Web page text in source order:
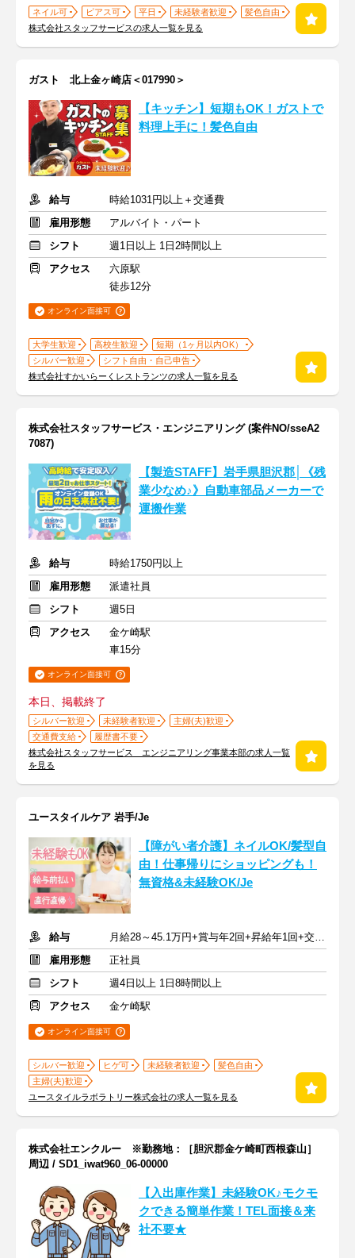
ネイル可 ピアス可 平日 未経験者歓迎
髪色自由
株式会社スタッフサービスの求人一覧を見る
ガスト 北上金ヶ崎店＜017990＞
【キッチン】短期もOK！ガストで
料理上手に！髪色自由
給与
時給1031円以上＋交通費
雇用形態
アルバイト・パート
シフト
週1日以上 1日2時間以上
アクセス
六原駅
徒歩12分
オンライン面接可
大学生歓迎 高校生歓迎
短期（1ヶ月以内OK）
シルバー歓迎
シフト自由・自己申告
株式会社すかいらーくレストランツの求人一覧を見る
株式会社スタッフサービス・エンジニアリング (案件NO/sseA2
7087)
【製造STAFF】岩手県胆沢郡│《残
業少なめ♪》自動車部品メーカーで
運搬作業
給与
時給1750円以上
雇用形態
派遣社員
シフト
週5日
アクセス
金ケ崎駅
車15分
オンライン面接可
本日、掲載終了
シルバー歓迎 未経験者歓迎
主婦(夫)歓迎
交通費支給
履歴書不要
株式会社スタッフサービス エンジニアリング事業本部の求人一覧
を見る
ユースタイルケア 岩手/Je
【障がい者介護】ネイルOK/髪型自
由！仕事帰りにショッピングも！
無資格&未経験OK/Je
給与
月給28～45.1万円+賞与年2回+昇給年1回+交通費全額
雇用形態
正社員
シフト
週4日以上 1日8時間以上
アクセス
金ケ崎駅
オンライン面接可
シルバー歓迎 ヒゲ可 未経験者歓迎
髪色自由
主婦(夫)歓迎
ユースタイルラボラトリー株式会社の求人一覧を見る
株式会社エンクルー ※勤務地：［胆沢郡金ケ崎町西根森山］
周辺 / SD1_iwat960_06-00000
【入出庫作業】未経験OK♪モクモ
クできる簡単作業！TEL面接＆来
社不要★